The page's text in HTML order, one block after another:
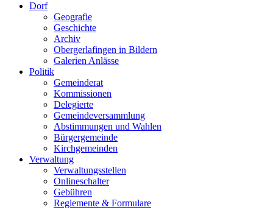
Dorf
Geografie
Geschichte
Archiv
Obergerlafingen in Bildern
Galerien Anlässe
Politik
Gemeinderat
Kommissionen
Delegierte
Gemeindeversammlung
Abstimmungen und Wahlen
Bürgergemeinde
Kirchgemeinden
Verwaltung
Verwaltungsstellen
Onlineschalter
Gebühren
Reglemente & Formulare